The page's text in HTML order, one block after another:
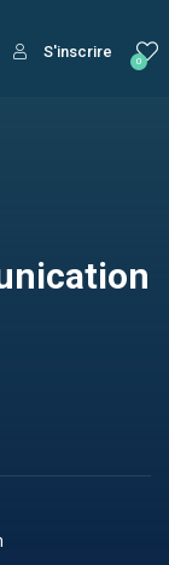
0
S'inscrire